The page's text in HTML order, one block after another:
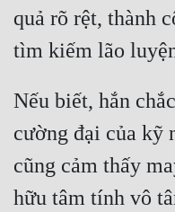
Cẩu Đạo Trường Sinh
Ngự Thú
Truyện Nam
Truyện Nữ
Vô Địch Lưu
quả rõ rệt, thành
Nếu biết, hắn
cường đại của kỹ
cũng cảm thấy
hữu tâm tính vô